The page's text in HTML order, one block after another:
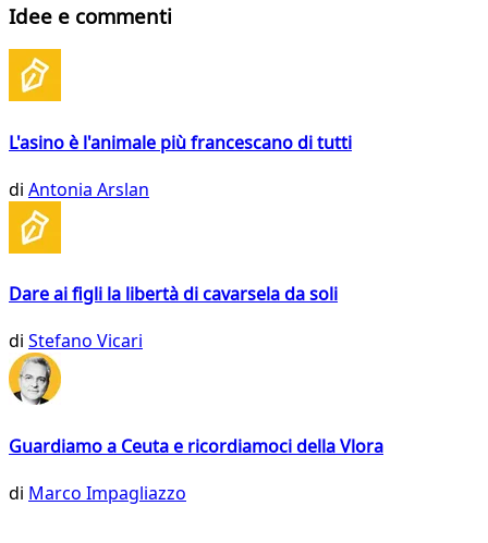
Idee e commenti
L'asino è l'animale più francescano di tutti
di Antonia Arslan
Dare ai figli la libertà di cavarsela da soli
di Stefano Vicari
Guardiamo a Ceuta e ricordiamoci della Vlora
di Marco Impagliazzo